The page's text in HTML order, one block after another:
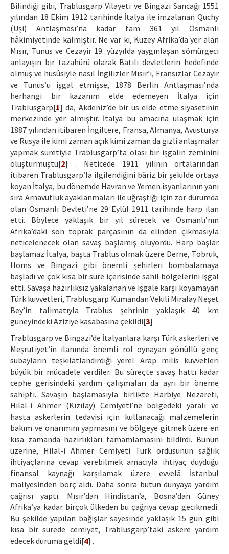
Bilindiği gibi, Trablusgarp Vilayeti ve Bingazi Sancağı 1551
yılından 18 Ekim 1912 tarihinde İtalya ile imzalanan Quchy
(Uşi) Antlaşması’na kadar tam 361 yıl Osmanlı
hâkimiyetinde kalmıştır. Ne var ki, Kuzey Afrika’da yer alan
Mısır, Tunus ve Cezayir 19. yüzyılda yaygınlaşan sömürgeci
anlayışın bir tazahürü olarak Batılı devletlerin hedefinde
olmuş ve husûsiyle nasıl İngilizler Mısır’ı, Fransızlar Cezayir
ve Tunus’u işgal etmişse, 1878 Berlin Antlaşması’nda
herhangi bir kazanım elde edemeyen İtalya için
Trablusgarp[1] da, Akdeniz’de bir üs elde etme siyasetinin
merkezinde yer almıştır. İtalya bu amacına ulaşmak için
1887 yılından itibaren İngiltere, Fransa, Almanya, Avusturya
ve Rusya ile kimi zaman açık kimi zaman da gizli anlaşmalar
yapmak suretiyle Trablusgarp’ta olası bir işgalin zeminini
oluşturmuştu[2] . Neticede 1911 yılının ortalarından
itibaren Trablusgarp’la ilgilendiğini bâriz bir şekilde ortaya
koyan İtalya, bu dönemde Havran ve Yemen isyanlarının yanı
sıra Arnavutluk ayaklanmaları ile uğraştığı için zor durumda
olan Osmanlı Devleti’ne 29 Eylül 1911 tarihinde harp ilan
etti. Böylece yaklaşık bir yıl sürecek ve Osmanlı’nın
Afrika’daki son toprak parçasının da elinden çıkmasıyla
neticelenecek olan savaş başlamış oluyordu. Harp başlar
başlamaz İtalya, başta Trablus olmak üzere Derne, Tobruk,
Homs ve Bingazi gibi önemli şehirleri bombalamaya
başladı ve çok kısa bir süre içerisinde sahil bölgelerini işgal
etti. Savaşa hazırlıksız yakalanan ve işgale karşı koyamayan
Türk kuvvetleri, Trablusgarp Kumandan Vekili Miralay Neşet
Bey’in talimatıyla Trablus şehrinin yaklaşık 40 km
güneyindeki Aziziye kasabasına çekildi[3] .
Trablusgarp ve Bingazi’de İtalyanlara karşı Türk askerleri ve
Meşrutiyet’in ilanında önemli rol oynayan gönüllü genç
subayların teşkilatlandırdığı yerel Arap milis kuvvetleri
büyük bir mücadele verdiler. Bu süreçte savaş hattı kadar
cephe gerisindeki yardım çalışmaları da ayrı bir öneme
sahipti. Savaşın başlamasıyla birlikte Harbiye Nezareti,
Hilal-i Ahmer (Kızılay) Cemiyeti’ne bölgedeki yaralı ve
hasta askerlerin tedavisi için kullanacağı malzemelerin
bakım ve onarımını yapmasını ve bölgeye gitmek üzere en
kısa zamanda hazırlıkları tamamlamasını bildirdi. Bunun
üzerine, Hilal-i Ahmer Cemiyeti Türk ordusunun sağlık
ihtiyaçlarına cevap verebilmek amacıyla ihtiyaç duyduğu
finansal kaynağı karşılamak üzere evvelâ İstanbul
maliyesinden borç aldı. Daha sonra bütün dünyaya yardım
çağrısı yaptı. Mısır’dan Hindistan’a, Bosna’dan Güney
Afrika’ya kadar birçok ülkeden bu çağrıya cevap gecikmedi.
Bu şekilde yapılan bağışlar sayesinde yaklaşık 15 gün gibi
kısa bir sürede cemiyet, Trablusgarp’taki askere yardım
edecek duruma geldi[4] .